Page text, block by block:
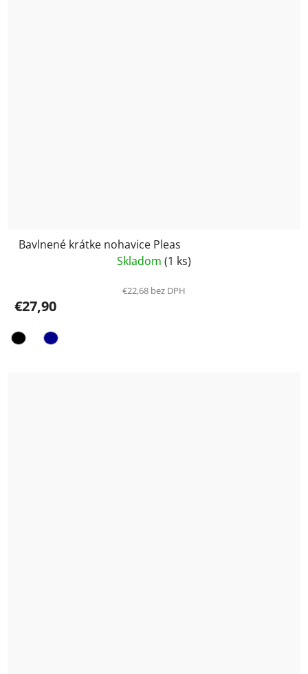
Bavlnené krátke nohavice Pleas
Skladom (1 ks)
€22,68 bez DPH
€27,90